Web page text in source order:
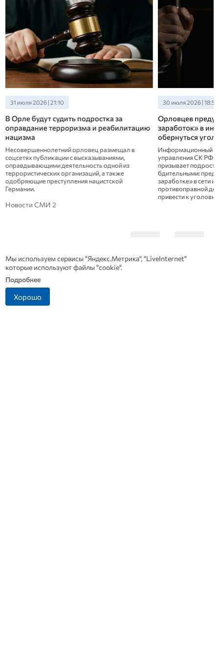
31 июля 2026 | 21:10
В Орле будут судить подростка за
оправдание терроризма и реабилитацию
нацизма
Несовершеннолетний орловец размещал в
соцсетях публикации с высказываниями,
оправдывающими деятельность одной из
террористических организаций, а также
одобряющие преступления нацистской
Германии.
30 июля 2026 | 18:50
Орловцев
заработок» в
обернуться
Информационный
управления СК РФ
призывает
бдительными:
заработке» в сети
противоправной
привести к
Новости СМИ 2
Мы используем сервисы "Яндекс.Метрика", "LiveInternet"
которые используют файлы "cookie".
Подробнее
Хорошо